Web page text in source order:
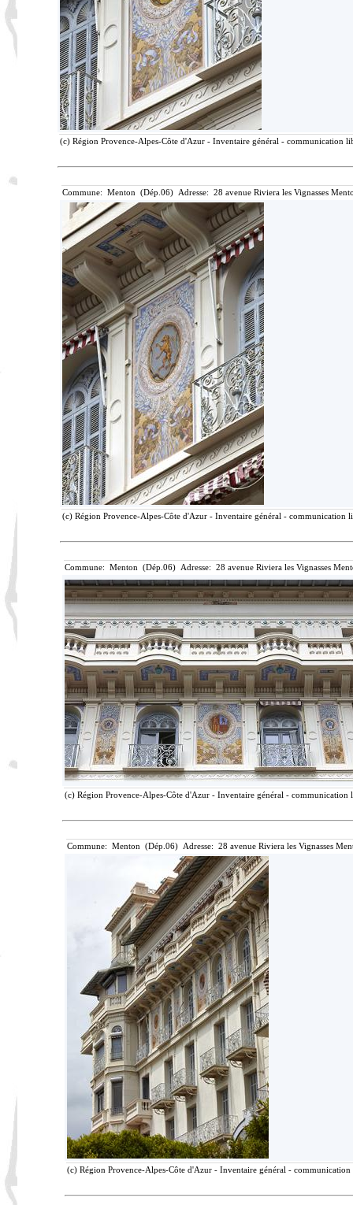
(c) Région Provence-Alpes-Côte d'Azur - Inventaire général - communication
Commune: Menton (Dép.06) Adresse: 28 avenue Riviera les Vignasses
(c) Région Provence-Alpes-Côte d'Azur - Inventaire général - communication
Commune: Menton (Dép.06) Adresse: 28 avenue Riviera les Vignasses
(c) Région Provence-Alpes-Côte d'Azur - Inventaire général -
Commune: Menton (Dép.06) Adresse: 28 avenue Riviera les Vignasses
(c) Région Provence-Alpes-Côte d'Azur - Inventaire général -